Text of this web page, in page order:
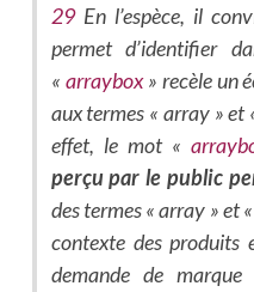
29En l’espèce, il
permet d’identifier
« arraybox» recèle un
aux termes « array » et
effet, le mot «
perçu par le public
des termes « array » et
contexte des produits
demande de